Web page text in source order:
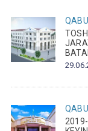
QABUL
QABUL
2019-